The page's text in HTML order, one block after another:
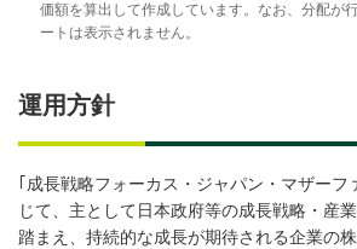
価額を算出して作成しています。なお、分配が
ートは表示されません。
運用方針
｢成長戦略フォーカス・ジャパン・マザーフ
じて、主として日本政府等の成長戦略・産
踏まえ、持続的な成長が期待される企業の